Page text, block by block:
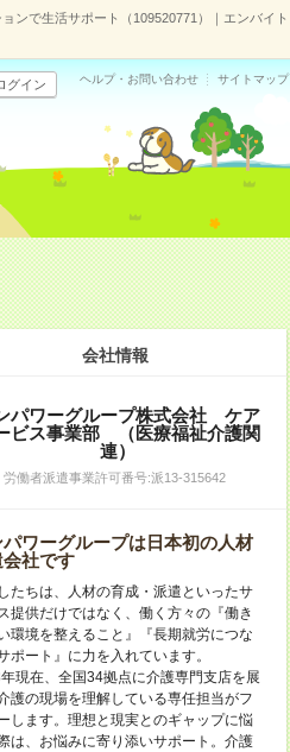
ンで生活サポート（109520771）｜エンバイト
グイン ヘルプ・お問い合わせ サイトマップ
会社情報
パワーグループ株式会社 ケア
ビス事業部 （医療福祉介護関
連）
労働者派遣事業許可番号:派13-315642
パワーグループは日本初の人材
社です
たちは、人材の育成・派遣といったサ
提供だけではなく、働く方々の『働き
環境を整えること』『長期就労につな
ポート』に力を入れています。
現在、全国34拠点に介護専門支店を展
護の現場を理解している専任担当がフ
します。理想と現実とのギャップに悩
は、お悩みに寄り添いサポート。介護